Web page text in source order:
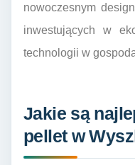
nowoczesnym
inwestujących w
technologii w
Jakie są
pellet w